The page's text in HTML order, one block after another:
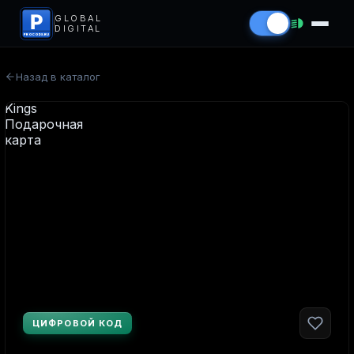
P
PROCODS.RU
GLOBAL
DIGITAL
Назад в каталог
ЦИФРОВОЙ КОД